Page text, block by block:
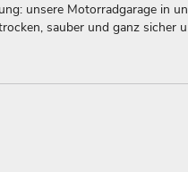
unsere Motorradgarage in
sauber und ganz sicher